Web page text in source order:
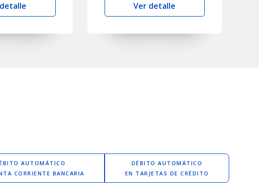
Ver detalle
AUTOMÁTICO
CORRIENTE BANCARIA
DÉBITO AUTOMÁTICO
EN TARJETAS DE CRÉDITO